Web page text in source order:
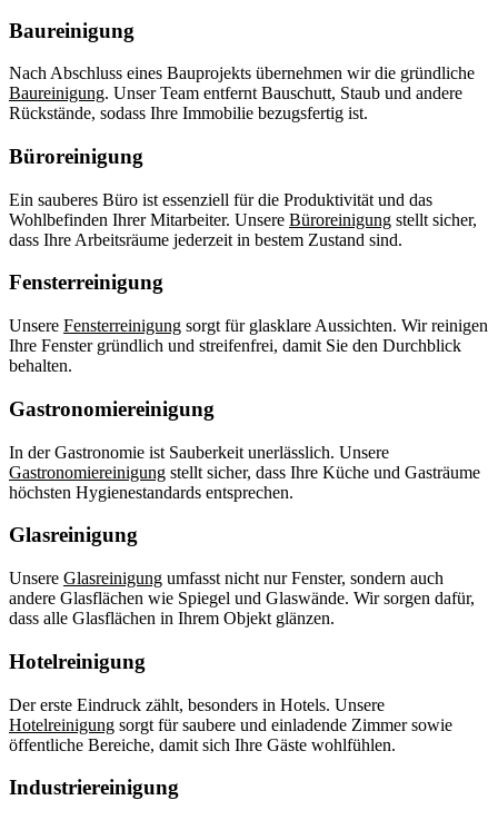
Baureinigung
Nach Abschluss eines Bauprojekts übernehmen wir die gründliche
Baureinigung. Unser Team entfernt Bauschutt, Staub und andere
Rückstände, sodass Ihre Immobilie bezugsfertig ist.
Büroreinigung
Ein sauberes Büro ist essenziell für die Produktivität und das
Wohlbefinden Ihrer Mitarbeiter. Unsere Büroreinigung stellt sicher,
dass Ihre Arbeitsräume jederzeit in bestem Zustand sind.
Fensterreinigung
Unsere Fensterreinigung sorgt für glasklare Aussichten. Wir reinigen
Ihre Fenster gründlich und streifenfrei, damit Sie den Durchblick
behalten.
Gastronomiereinigung
In der Gastronomie ist Sauberkeit unerlässlich. Unsere
Gastronomiereinigung stellt sicher, dass Ihre Küche und Gasträume
höchsten Hygienestandards entsprechen.
Glasreinigung
Unsere Glasreinigung umfasst nicht nur Fenster, sondern auch
andere Glasflächen wie Spiegel und Glaswände. Wir sorgen dafür,
dass alle Glasflächen in Ihrem Objekt glänzen.
Hotelreinigung
Der erste Eindruck zählt, besonders in Hotels. Unsere
Hotelreinigung sorgt für saubere und einladende Zimmer sowie
öffentliche Bereiche, damit sich Ihre Gäste wohlfühlen.
Industriereinigung